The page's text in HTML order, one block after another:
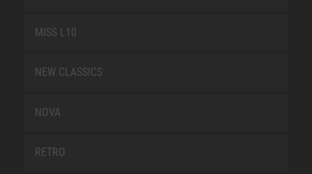
MISS L10
NEW CLASSICS
NOVA
RETRO